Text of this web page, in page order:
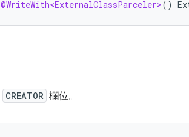
@WriteWith<ExternalClassParceler>()
CREATOR 欄位。